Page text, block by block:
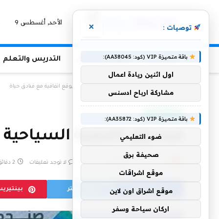
الأحد, أغسطس 9
الرئيسية منوعات التعليم التدريس والتعلم
صندوق التنمية السياحية السعودي يوقع اتفاقية مع فنادق حياة
صندوق التنمية
لا توجد تعليقات 2 دقائق
فيسبوك تويتر
توصيات : ×
باقة متميزة VIP (كود: AA38045):
اول اثنين ريادة اعمال
مشاركة ارباح ادسنس
باقة متميزة VIP (كود: AA35872):
ضوء التعليمي
صحيفة برق
موقع اشراقات
موقع اشراق اون لاين
اركان سياحة وسفر